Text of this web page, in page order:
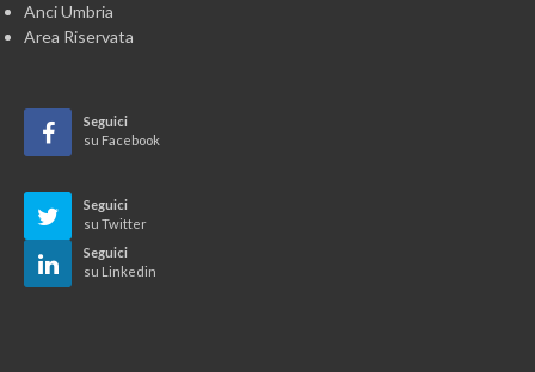
Anci Umbria
Area Riservata
Seguici
su Facebook
Seguici
su Twitter
Seguici
su Linkedin